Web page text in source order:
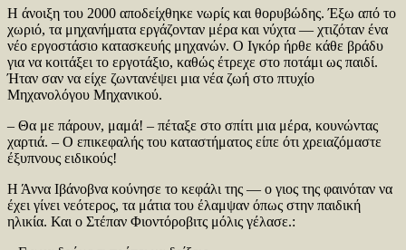
Η άνοιξη του 2000 αποδείχθηκε νωρίς και θορυβώδης. Έξω από το
χωριό, τα μηχανήματα εργάζονταν μέρα και νύχτα — χτιζόταν ένα
νέο εργοστάσιο κατασκευής μηχανών. Ο Ιγκόρ ήρθε κάθε βράδυ
για να κοιτάξει το εργοτάξιο, καθώς έτρεχε στο ποτάμι ως παιδί.
Ήταν σαν να είχε ζωντανέψει μια νέα ζωή στο πτυχίο
Μηχανολόγου Μηχανικού.
– Θα με πάρουν, μαμά! – πέταξε στο σπίτι μια μέρα, κουνώντας
χαρτιά. – Ο επικεφαλής του καταστήματος είπε ότι χρειαζόμαστε
έξυπνους ειδικούς!
Η Άννα Ιβάνοβνα κούνησε το κεφάλι της — ο γιος της φαινόταν να
έχει γίνει νεότερος, τα μάτια του έλαμψαν όπως στην παιδική
ηλικία. Και ο Στέπαν Φιοντόροβιτς μόλις γέλασε.: